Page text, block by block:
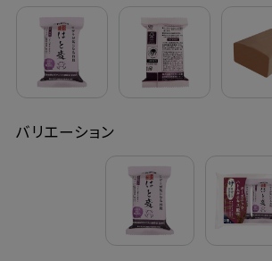
ご利用案内
よくあるご質問
会員登録でお得
バリエーション